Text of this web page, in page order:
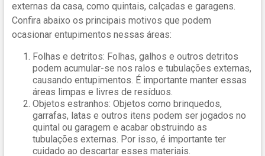
externas da casa, como quintais, calçadas e garagens.
Confira abaixo os principais motivos que podem
ocasionar entupimentos nessas áreas:
Folhas e detritos: Folhas, galhos e outros detritos
podem acumular-se nos ralos e tubulações externas,
causando entupimentos. É importante manter essas
áreas limpas e livres de resíduos.
Objetos estranhos: Objetos como brinquedos,
garrafas, latas e outros itens podem ser jogados no
quintal ou garagem e acabar obstruindo as
tubulações externas. Por isso, é importante ter
cuidado ao descartar esses materiais.